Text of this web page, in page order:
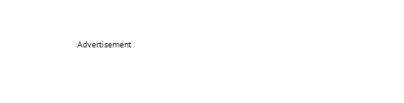
Advertisement